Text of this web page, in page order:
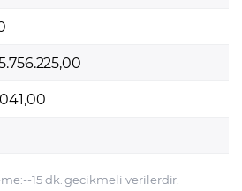
--15 dk. gecikmeli verilerdir.